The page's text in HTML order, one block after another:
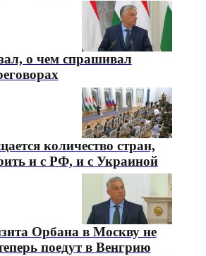
о чем спрашивал
количество стран,
и с РФ, и с Украиной
Орбана в Москву не
поедут в Венгрию